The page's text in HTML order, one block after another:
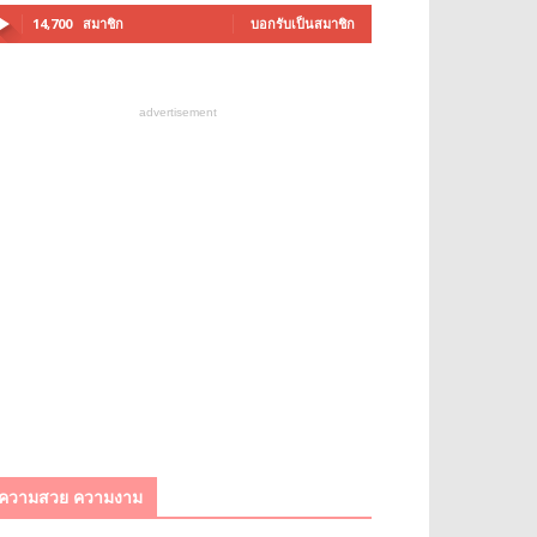
14,700 สมาชิก บอกรับเป็นสมาชิก
advertisement
วามสวย ความงาม